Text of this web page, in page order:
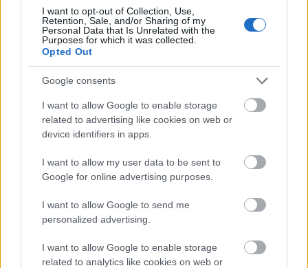
I want to opt-out of Collection, Use,
Retention, Sale, and/or Sharing of my
Personal Data that Is Unrelated with the
Purposes for which it was collected.
Opted Out
Google consents
I want to allow Google to enable storage
related to advertising like cookies on web or
device identifiers in apps.
I want to allow my user data to be sent to
Google for online advertising purposes.
I want to allow Google to send me
personalized advertising.
I want to allow Google to enable storage
related to analytics like cookies on web or
säsongsstart har han inte råd med i år, varken
mentalt eller sportsligt. Särskilt inte när
uttagningen till OS baseras på resultat tidigt på
säsongen.
I våras bestämde sig Chappaz för att köra
träningsupplägget som fungerade i vintras fullt
ut: att tillbringa mer tid med sin flickvän, ta fler
En av åtgärderna är att förenkla hela
träningsupplägget. Komplicerad periodisering
av veckor med olika träningsmängder och
modell.